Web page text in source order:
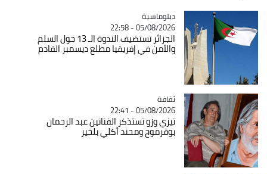
Catégorie
دبلوماسية
05/08/2026 - 22:58
الجزائر تستضيف الندوة الـ 13 حول السلم
والأمن في إفريقيا مطلع ديسمبر القادم
Catégorie
ثقافة
05/08/2026 - 22:41
تيزي وزو تستذكر الفنانين عبد الرحمان
بوقرموح ومحند أكلي بلخير